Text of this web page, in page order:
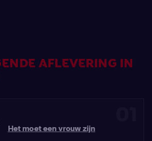
AFLEVERING IN
Het moet een vrouw zijn